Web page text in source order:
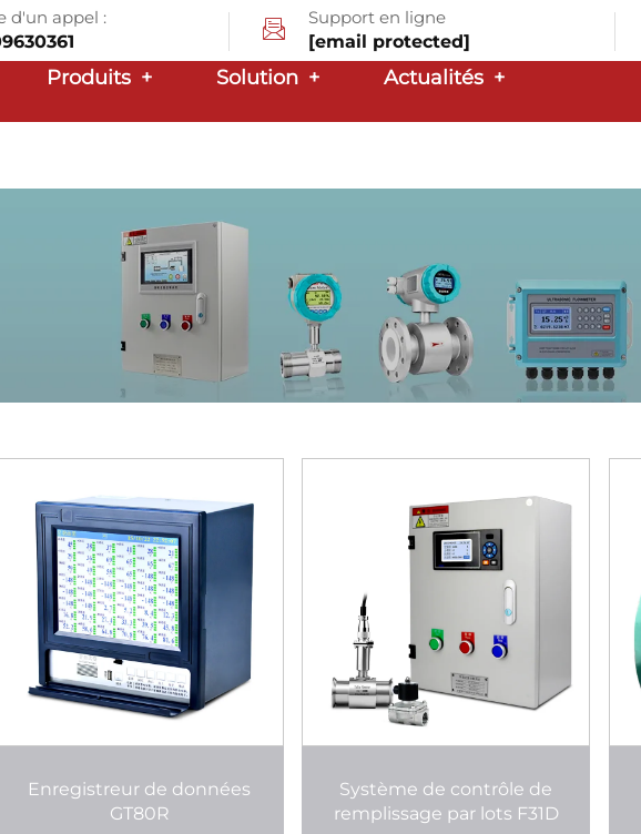
d'un appel :
Support en ligne
[email protected]
Produits + Solution + Actualités +
Enregistreur de données
GT80R
Système de contrôle de
remplissage par lots F31D